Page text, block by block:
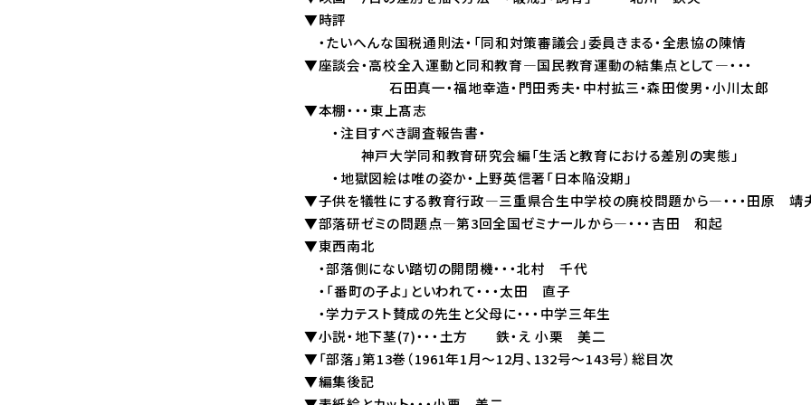
▼時評
・たいへんな国税通則法・「同和対策審議会」委員きまる・全患協の陳情
▼座談会・高校全入運動と同和教育―国民教育運動の結集点として―・・・
石田真一・福地幸造・門田秀夫・中村拡三・森田俊男・小川太郎
▼本棚・・・東上髙志
・注目すべき調査報告書・
神戸大学同和教育研究会編「生活と教育における差別の実態」
・地獄図絵は唯の姿か・上野英信著「日本陥没期」
▼子供を犠牲にする教育行政―三重県合生中学校の廃校問題から―・・・田原 靖
▼部落研ゼミの問題点―第3回全国ゼミナールから―・・・吉田 和起
▼東西南北
・部落側にない踏切の開閉機・・・北村 千代
・「番町の子よ」といわれて・・・太田 直子
・学力テスト賛成の先生と父母に・・・中学三年生
▼小説・地下茎(7)・・・土方 鉄・え 小栗 美二
▼「部落」第13巻（1961年1月～12月、132号～143号）総目次
▼編集後記